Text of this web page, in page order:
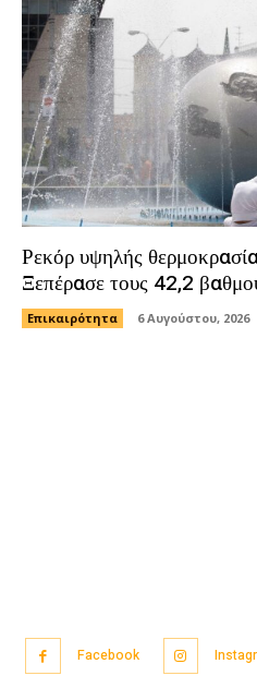
Ρεκόρ υψηλής
Ξεπέρασε τους 42,2
Επικαιρότητα 6 Αυγούστου, 2026
Facebook